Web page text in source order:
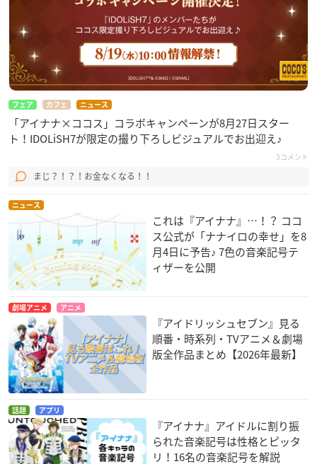
フェア カフェ ニュース
「アイナナ×ココス」コラボキャンペーンが8月27日スター
ト！IDOLiSH7が限定の撮り下ろしビジュアルでお出迎え♪
3コメント
まじ？！？！お金なくなる！！
ニュース
これは『アイナナ』…！？ ココ
ス公式が「ナナイロの幸せ」を8
月4日に予告♪ 7色の音楽記号テ
ィザーを公開
劇場アニメ アニメ
『アイドリッシュセブン』見る
順番・時系列・TVアニメ＆劇場
版全作品まとめ【2026年最新】
話題 アプリ
『アイナナ』アイドルに割り振
られた音楽記号は性格とピッタ
リ！16名の音楽記号を解説